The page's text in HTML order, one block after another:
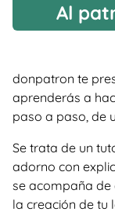
Al
donpatron te
aprenderás a
paso a paso, de
Se trata de un
adorno con
se acompaña de
la creación de tu